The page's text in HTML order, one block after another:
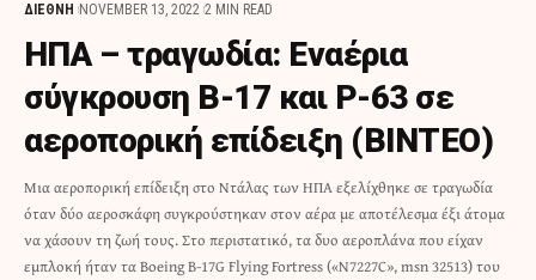
ΔΙΕΘΝΗ NOVEMBER 13, 2022 2 MIN READ
ΗΠΑ – τραγωδία: Εναέρια
σύγκρουση B-17 και P-63 σε
αεροπορική επίδειξη (ΒΙΝΤΕΟ)
Μια αεροπορική επίδειξη στο Ντάλας των ΗΠΑ εξελίχθηκε σε τραγωδία
όταν δύο αεροσκάφη συγκρούστηκαν στον αέρα με αποτέλεσμα έξι άτομα
να χάσουν τη ζωή τους. Στο περιστατικό, τα δυο αεροπλάνα που είχαν
εμπλοκή ήταν τα Boeing B-17G Flying Fortress («N7227C», msn 32513) του